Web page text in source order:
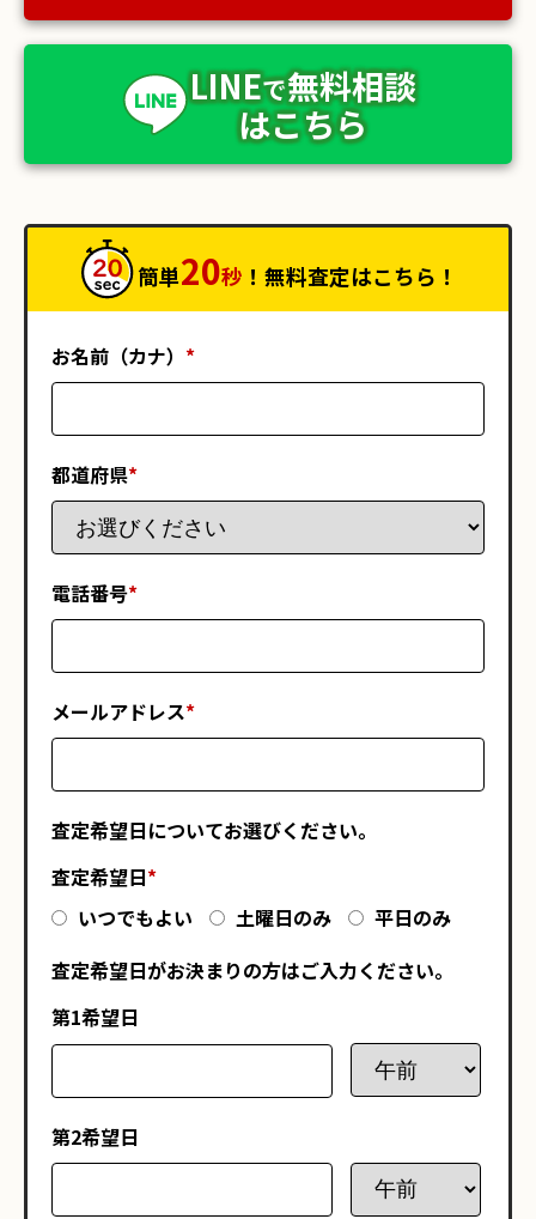
LINEで無料相談
はこちら
簡単20秒 ！無料査定はこちら！
お名前（カナ） *
都道府県*
電話番号*
メールアドレス*
査定希望日についてお選びください。
査定希望日*
いつでもよい
土曜日のみ
平日のみ
査定希望日がお決まりの方はご入力ください。
第1希望日
第2希望日